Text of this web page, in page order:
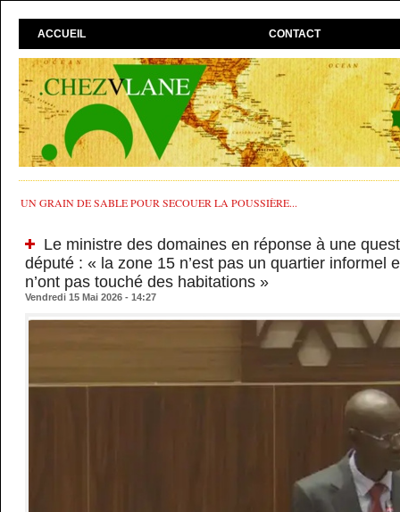
ACCUEIL CONTACT
UN GRAIN DE SABLE POUR SECOUER LA POUSSIÈRE...
Le ministre des domaines en réponse à une
député : « la zone 15 n’est pas un quartier informel
n’ont pas touché des habitations »
Vendredi 15 Mai 2026 - 14:27